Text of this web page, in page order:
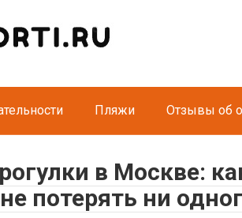
Пляжи Отзывы об
в Москве:
потерять ни